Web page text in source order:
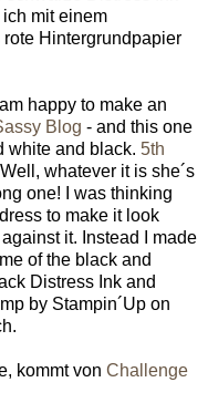
mit einem
Hintergrundpapier
happy to make an
Blog - and this one
white and black. 5th
whatever it is she´s
one! I was thinking
to make it look
it. Instead I made
of the black and
Distress Ink and
by Stampin´Up on
kommt von Challenge